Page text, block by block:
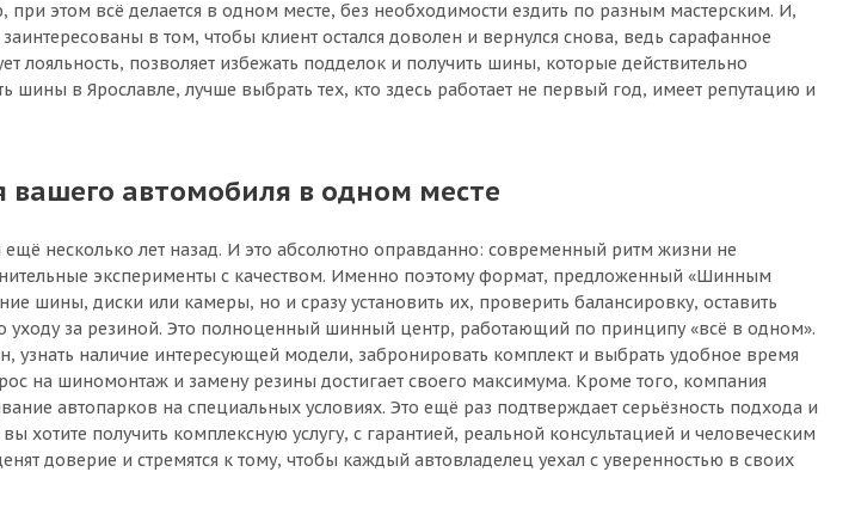
этом всё делается в одном месте, без необходимости ездить по разным мастерским. И,
в том, чтобы клиент остался доволен и вернулся снова, ведь сарафанное
позволяет избежать подделок и получить шины, которые действительно
в Ярославле, лучше выбрать тех, кто здесь работает не первый год, имеет репутацию и
автомобиля в одном месте
несколько лет назад. И это абсолютно оправданно: современный ритм жизни не
эксперименты с качеством. Именно поэтому формат, предложенный «Шинным
шины, диски или камеры, но и сразу установить их, проверить балансировку, оставить
уходу за резиной. Это полноценный шинный центр, работающий по принципу «всё в одном».
узнать наличие интересующей модели, забронировать комплект и выбрать удобное время
на шиномонтаж и замену резины достигает своего максимума. Кроме того, компания
автопарков на специальных условиях. Это ещё раз подтверждает серьёзность подхода и
получить комплексную услугу, с гарантией, реальной консультацией и человеческим
доверие и стремятся к тому, чтобы каждый автовладелец уехал с уверенностью в своих